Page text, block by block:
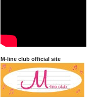
M-line club official site